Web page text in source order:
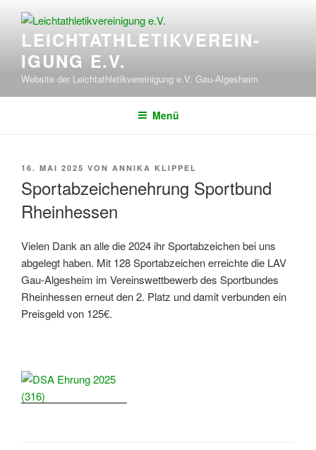
Inhalt
springenLEICHT­ATHLETIK­VEREIN­
IGUNG E.V.
Website der Leichtathletikvereinigung e.V. Gau-Algesheim
Menü
VERÖFFENTLICHT
16. MAI 2025 VON ANNIKA KLIPPEL
Sportabzeichenehrung Sportbund
Rheinhessen
Vielen Dank an alle die 2024 ihr Sportabzeichen bei uns
abgelegt haben. Mit 128 Sportabzeichen erreichte die LAV
Gau-Algesheim im Vereinswettbewerb des Sportbundes
Rheinhessen erneut den 2. Platz und damit verbunden ein
Preisgeld von 125€.